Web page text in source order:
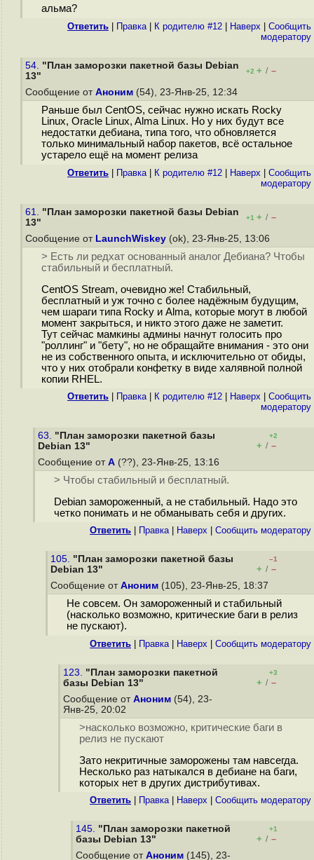
альма?
Ответить Правка| К родителю #12 Наверх
Cообщить
модератору
54. "План заморозки пакетной базы Debian
13"
+2 + / –
Сообщение от Аноним (54), 23-Янв-25, 12:34
Раньше был CentOS, сейчас нужно искать Rocky
Linux, Oracle Linux, Alma Linux. Но у них будут все
недостатки дебиана, типа того, что обновляется
только минимальный набор пакетов, всё остальное
устарело ещё на момент релиза
Ответить Правка| К родителю #12 Наверх
Cообщить
модератору
61. "План заморозки пакетной базы Debian
13"
+1 + / –
Сообщение от LaunchWiskey (ok), 23-Янв-25, 13:06
> Есть ли редхат основанный аналог Дебиана? Чтобы
стабильный и бесплатный.
CentOS Stream, очевидно же! Стабильный,
бесплатный и уж точно с более надёжным будущим,
чем шараги типа Rocky и Alma, которые могут в любой
момент закрыться, и никто этого даже не заметит.
Тут сейчас мамкины админы начнут голосить про
"роллинг" и "бету", но не обращайте внимания - это они
не из собственного опыта, и исключительно от обиды,
что у них отобрали конфетку в виде халявной полной
копии RHEL.
Ответить Правка| К родителю #12 Наверх
Cообщить
модератору
63. "План заморозки пакетной базы
Debian 13"
+2
+ / –
Сообщение от А (??), 23-Янв-25, 13:16
> Чтобы стабильный и бесплатный.
Debian замороженный, а не стабильный. Надо это
четко понимать и не обманывать себя и других.
Ответить Правка| Наверх Cообщить модератору
105. "План заморозки пакетной базы
Debian 13"
–1
+ / –
Сообщение от Аноним (105), 23-Янв-25, 18:37
Не совсем. Он замороженный и стабильный
(насколько возможно, критические баги в релиз
не пускают).
Ответить Правка| Наверх Cообщить модератору
123. "План заморозки пакетной
базы Debian 13"
+3
+ / –
Сообщение от Аноним (54), 23-
Янв-25, 20:02
>насколько возможно, критические баги в
релиз не пускают
Зато некритичные заморожены там навсегда.
Несколько раз натыкался в дебиане на баги,
которых нет в других дистрибутивах.
Ответить Правка| Наверх Cообщить модератору
145. "План заморозки пакетной
базы Debian 13"
+1
+ / –
Сообщение от Аноним (145), 23-